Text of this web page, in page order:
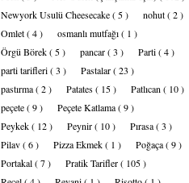
Newyork Usulü Cheesecake( 5 ) nohut( 2 )
Omlet( 4 ) osmanlı mutfağı( 1 )
Örgü Börek( 5 ) pancar( 3 ) Parti( 4 )
parti tarifleri( 3 ) Pastalar( 23 )
pastırma( 2 ) Patates( 15 ) Patlıcan ( 10 )
peçete( 9 ) Peçete Katlama( 9 )
Peykek( 12 ) Peynir( 10 ) Pırasa( 3 )
Pilav( 6 ) Pizza Ekmek( 1 ) Poğaça( 9 )
Portakal( 7 ) Pratik Tarifler( 105 )